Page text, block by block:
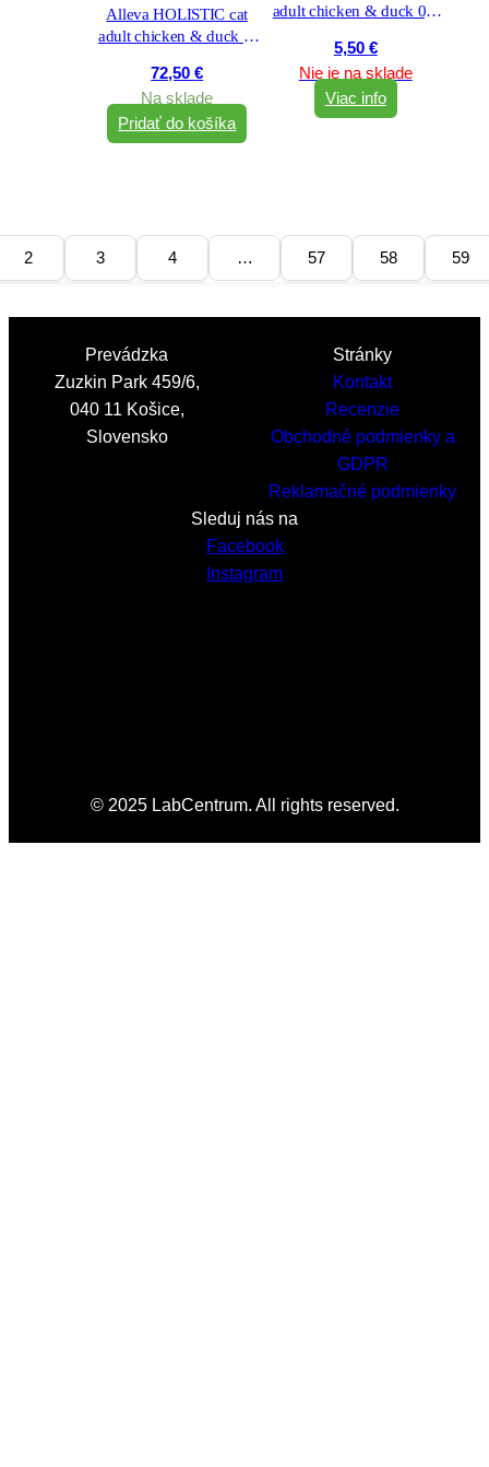
Alleva HOLISTIC cat
adult chicken & duck &
kg
72,50€
Na sklade
Pridať do košíka
adult chicken & duck 0,4
5,50 €
Nie je na sklade
Viac info
2 3 4 … 57 58 59
Prevádzka
Zuzkin Park 459/6,
040 11 Košice,
Slovensko
Stránky
Kontakt
Recenzie
Obchodné podmienky a
GDPR
Reklamačné podmienky
Sleduj nás na
Facebook
Instagram
© 2025 LabCentrum. All rights reserved.